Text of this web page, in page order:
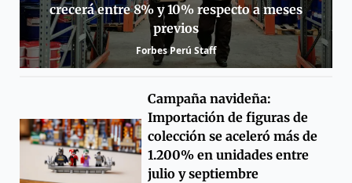
crecerá entre 8% y 10% respecto a meses
previos
Forbes Perú Staff
Campaña navideña:
Importación de figuras de
colección se aceleró más de
1.200% en unidades entre
julio y septiembre